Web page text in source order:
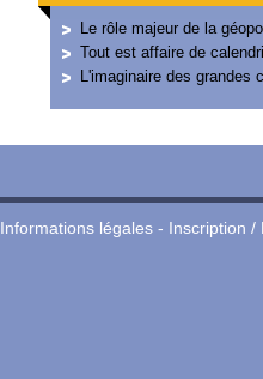
Le rôle majeur de la
Tout est affaire de
L'imaginaire des grandes
Informations légales- Inscription /